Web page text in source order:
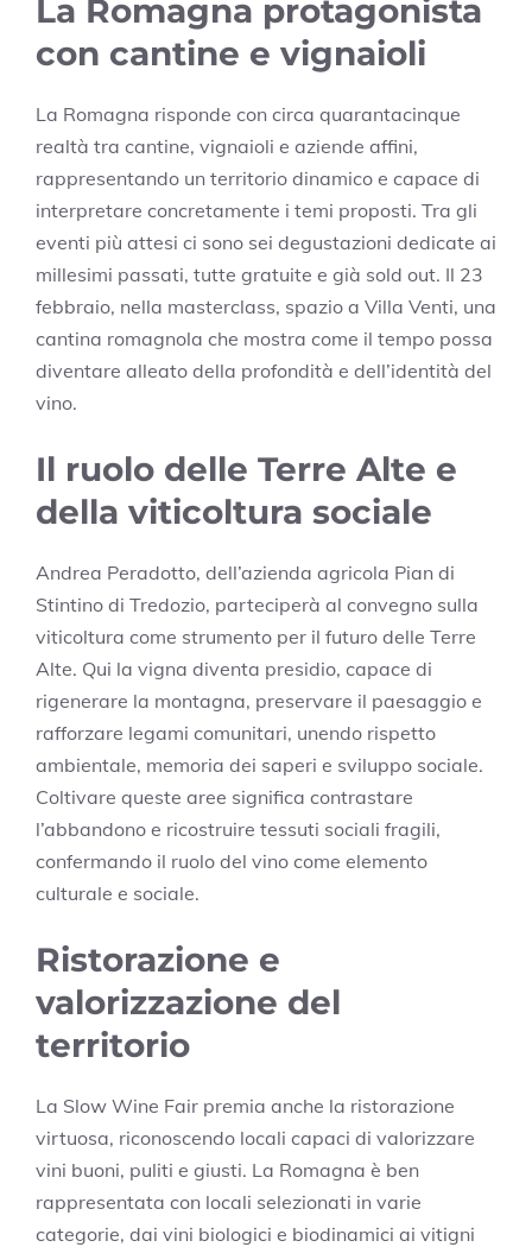
La Romagna protagonista
con cantine e vignaioli
La Romagna risponde con circa quarantacinque
realtà tra cantine, vignaioli e aziende affini,
rappresentando un territorio dinamico e capace di
interpretare concretamente i temi proposti. Tra gli
eventi più attesi ci sono sei degustazioni dedicate ai
millesimi passati, tutte gratuite e già sold out. Il 23
febbraio, nella masterclass, spazio a Villa Venti, una
cantina romagnola che mostra come il tempo possa
diventare alleato della profondità e dell’identità del
vino.
Il ruolo delle Terre Alte e
della viticoltura sociale
Andrea Peradotto, dell’azienda agricola Pian di
Stintino di Tredozio, parteciperà al convegno sulla
viticoltura come strumento per il futuro delle Terre
Alte. Qui la vigna diventa presidio, capace di
rigenerare la montagna, preservare il paesaggio e
rafforzare legami comunitari, unendo rispetto
ambientale, memoria dei saperi e sviluppo sociale.
Coltivare queste aree significa contrastare
l’abbandono e ricostruire tessuti sociali fragili,
confermando il ruolo del vino come elemento
culturale e sociale.
Ristorazione e
valorizzazione del
territorio
La Slow Wine Fair premia anche la ristorazione
virtuosa, riconoscendo locali capaci di valorizzare
vini buoni, puliti e giusti. La Romagna è ben
rappresentata con locali selezionati in varie
categorie, dai vini biologici e biodinamici ai vitigni